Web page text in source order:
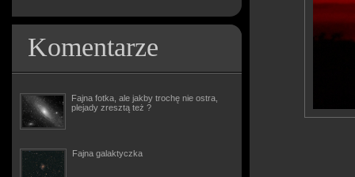
Komentarze
Fajna fotka, ale jakby trochę nie ostra,
plejady zresztą też ?
Fajna galaktyczka